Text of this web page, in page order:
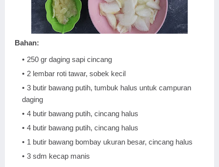
Bahan:
250 gr daging sapi cincang
2 lembar roti tawar, sobek kecil
3 butir bawang putih, tumbuk halus untuk campuran
daging
4 butir bawang putih, cincang halus
4 butir bawang putih, cincang halus
1 butir bawang bombay ukuran besar, cincang halus
3 sdm kecap manis